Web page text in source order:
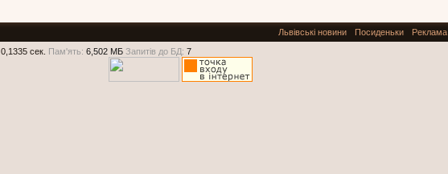
Львівські новини Посиденьки Реклама
0,1335 сек. Пам'ять: 6,502 МБ Запитів до БД: 7